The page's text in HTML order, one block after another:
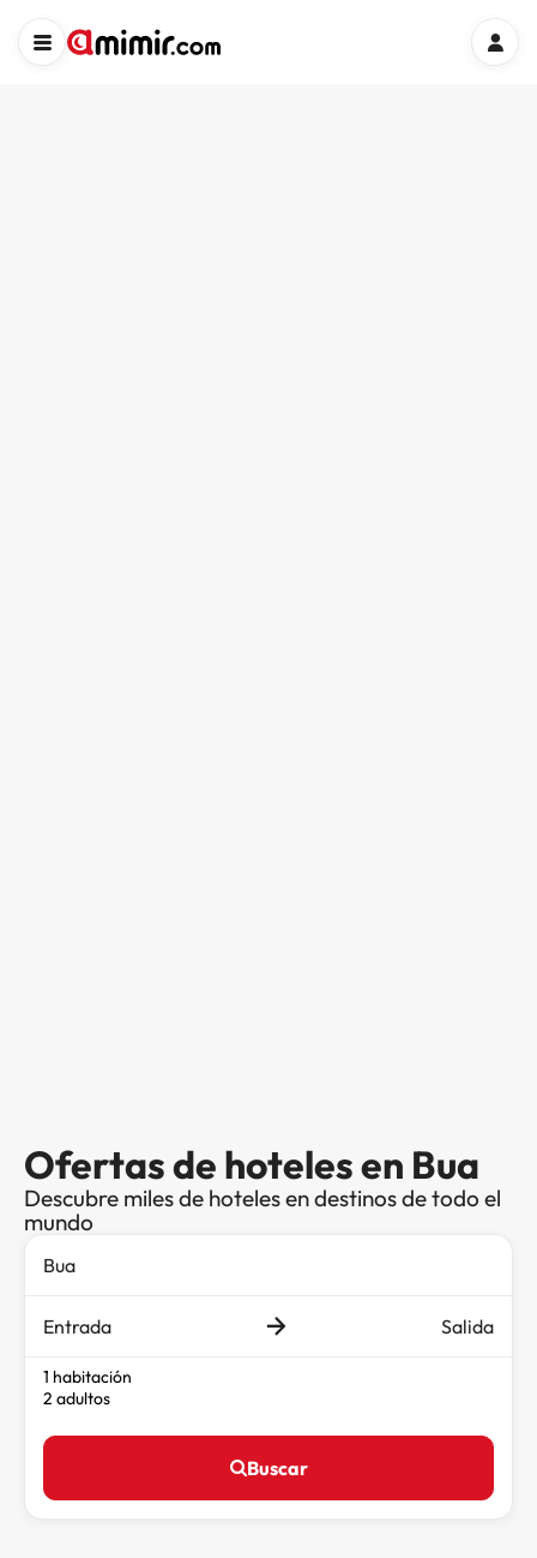
Ofertas de hoteles en Bua
Descubre miles de hoteles en destinos de todo el
mundo
Entrada Salida
1 habitación
2 adultos
Buscar